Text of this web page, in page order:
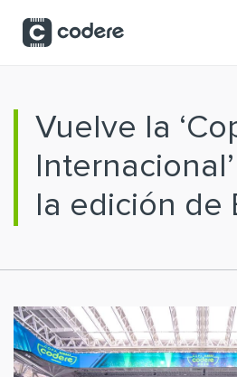
Vuelve la
la edición de